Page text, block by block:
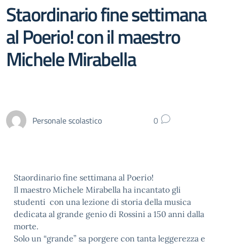
Staordinario fine settimana
al Poerio! con il maestro
Michele Mirabella
Personale scolastico 0
Staordinario fine settimana al Poerio!
Il maestro Michele Mirabella ha incantato gli
studenti con una lezione di storia della musica
dedicata al grande genio di Rossini a 150 anni dalla
morte.
Solo un “grande” sa porgere con tanta leggerezza e